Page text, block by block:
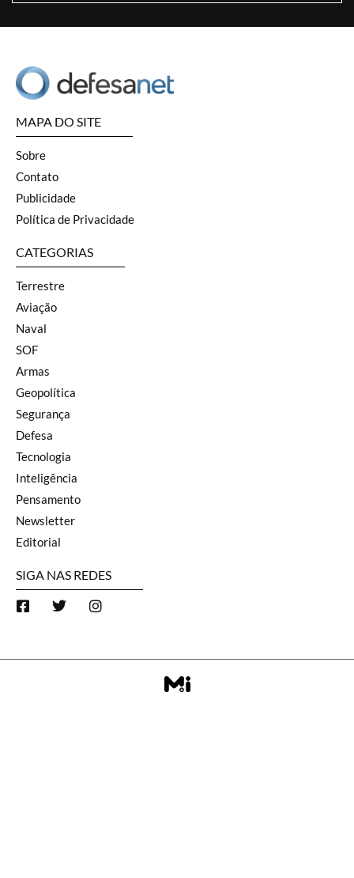
MAPA DO SITE
Sobre
Contato
Publicidade
Política de Privacidade
CATEGORIAS
Terrestre
Aviação
Naval
SOF
Armas
Geopolítica
Segurança
Defesa
Tecnologia
Inteligência
Pensamento
Newsletter
Editorial
SIGA NAS REDES